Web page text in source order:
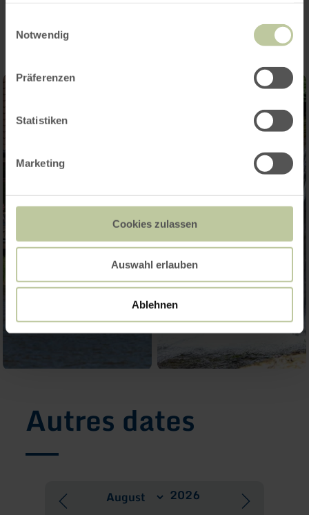
Notwendig
Präferenzen
Statistiken
Marketing
Cookies zulassen
Auswahl erlauben
Ablehnen
Impressions
Autres dates